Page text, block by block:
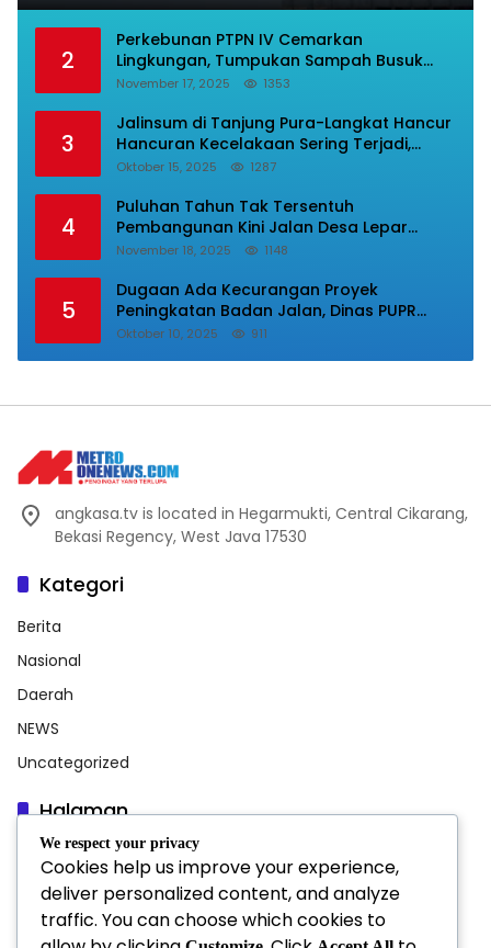
2
Perkebunan PTPN IV Cemarkan
Lingkungan, Tumpukan Sampah Busuk
Dibiarkan Menggunung Di Areal Rumah
November 17, 2025 1353
3
Jalinsum di Tanjung Pura-Langkat Hancur
Hancuran Kecelakaan Sering Terjadi,
Masyarakat Mnta Presiden Prabowo Beri
Oktober 15, 2025 1287
4
Puluhan Tahun Tak Tersentuh
Pembangunan Kini Jalan Desa Lepar
Samura Mulus, Masyarakat Sampaikan
November 18, 2025 1148
5
Dugaan Ada Kecurangan Proyek
Peningkatan Badan Jalan, Dinas PUPR
Labura Diadukan Ke Kejatisu.
Oktober 10, 2025 911
angkasa.tv is located in Hegarmukti, Central Cikarang,
Bekasi Regency, West Java 17530
Kategori
Berita
Nasional
Daerah
NEWS
Uncategorized
Halaman
Indeks Berita
INFORMASI PERUSAHAAN
Pedoman Media Siber
We respect your privacy
Cookies help us improve your experience,
deliver personalized content, and analyze
traffic. You can choose which cookies to